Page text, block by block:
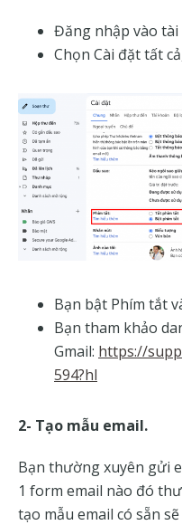
Đăng nhập vào tài
Chọn Cài đặt tất
Bạn bật Phím tắt
Bạn tham khảo
Gmail: https://
594?hl
2- Tạo mẫu email.
Bạn thường xuyên gửi
1 form email nào đó
tạo mẫu email có sẵn